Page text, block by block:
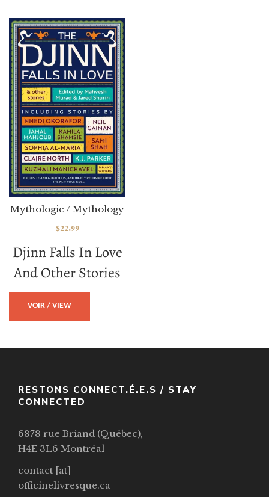
Djinn Falls In Love
And Other Stories
Mythologie / Mythology
$22.99
VOIR / VIEW
RESTONS CONNECT.É.E.S / STAY
CONNECTED
6878 rue Briand (Québec),
H4E 3L6 Montréal
contact [at]
officinelivresque.ca